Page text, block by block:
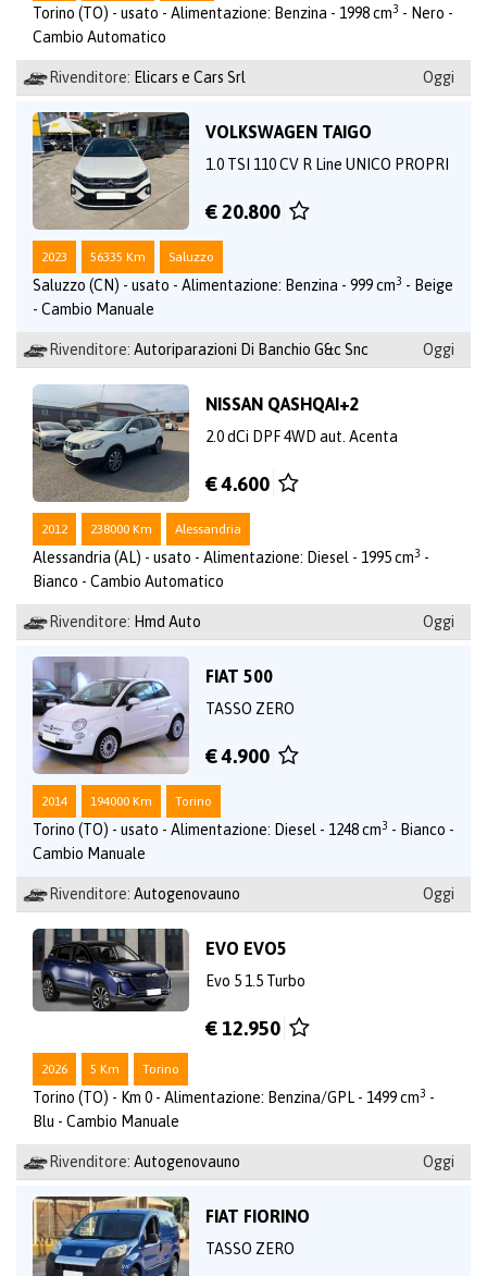
Torino (TO) - usato - Alimentazione: Benzina - 1998 cm3 - Nero -
Cambio Automatico
Rivenditore: Elicars e Cars Srl Oggi
VOLKSWAGEN TAIGO
1.0 TSI 110 CV R Line UNICO PROPRI
€ 20.800
2023 56335 Km Saluzzo
Saluzzo (CN) - usato - Alimentazione: Benzina - 999 cm3 - Beige
- Cambio Manuale
Rivenditore: Autoriparazioni Di Banchio G&c Snc Oggi
NISSAN QASHQAI+2
2.0 dCi DPF 4WD aut. Acenta
€ 4.600
2012 238000 Km Alessandria
Alessandria (AL) - usato - Alimentazione: Diesel - 1995 cm3 -
Bianco - Cambio Automatico
Rivenditore: Hmd Auto Oggi
FIAT 500
TASSO ZERO
€ 4.900
2014 194000 Km Torino
Torino (TO) - usato - Alimentazione: Diesel - 1248 cm3 - Bianco -
Cambio Manuale
Rivenditore: Autogenovauno Oggi
EVO EVO5
Evo 5 1.5 Turbo
€ 12.950
2026 5 Km Torino
Torino (TO) - Km 0 - Alimentazione: Benzina/GPL - 1499 cm3 -
Blu - Cambio Manuale
Rivenditore: Autogenovauno Oggi
FIAT FIORINO
TASSO ZERO